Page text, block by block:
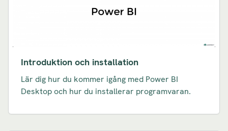
Introduktion och installation
Lär dig hur du kommer igång med Power BI
Desktop och hur du installerar programvaran.